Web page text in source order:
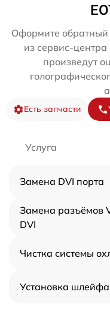
Оформите
из сервис-
произведут
Есть запчасти
Услуга
Замена DVI порта
Замена разъёмов
DVI
Чистка системы
Установка